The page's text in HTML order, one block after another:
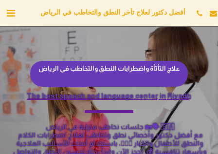
أفضل دكتور لعلاج تأخر النطق والتخاطب في الرياض
علاج التأتأة واضطرابات النطق والتخاطب في الرياض
The best speech and language center in Riyadh
جلسات تخاطب منزلية في الرياض 🏡🗣️ 🇸🇦